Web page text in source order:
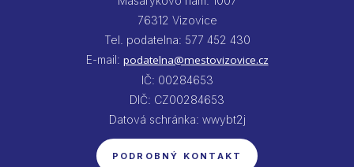
76312 Vizovice
Tel. podatelna: 577 452 430
E-mail: podatelna@mestovizovice.cz
IČ: 00284653
DIČ: CZ00284653
Datová schránka: wwybt2j
PODROBNÝ KONTAKT